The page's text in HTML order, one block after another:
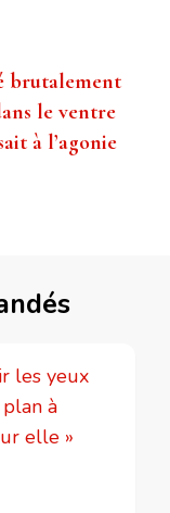
brutalement
le ventre
à l’agonie